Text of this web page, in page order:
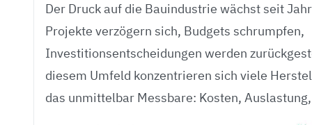
Der Druck auf die Bauindustrie wächst seit
Projekte verzögern sich, Budgets schrumpfen,
Investitionsentscheidungen werden
diesem Umfeld konzentrieren sich viele
das unmittelbar Messbare: Kosten,